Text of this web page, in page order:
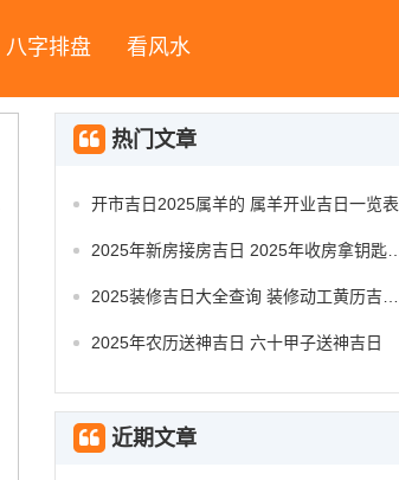
八字排盘 看风水
热门文章
开市吉日2025属羊的 属羊开业吉日一览表
2025年农历送神吉日 六十甲子送神吉日
近期文章